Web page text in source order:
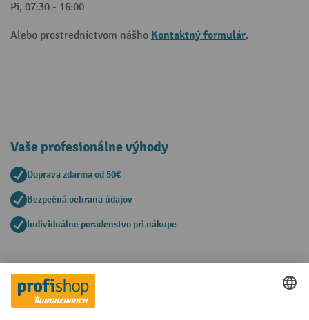
Pi, 07:30 - 16:00
Alebo prostredníctvom nášho Kontaktný formulár.
Vaše profesionálne výhody
Doprava zdarma od 50€
Bezpečná ochrana údajov
Individuálne poradenstvo pri nákupe
Spôsoby platby
Creditcard (Master)Creditcard (Visa)